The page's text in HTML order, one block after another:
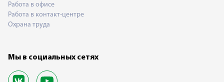
Работа в офисе
Работа в контакт-центре
Охрана труда
Мы в социальных сетях